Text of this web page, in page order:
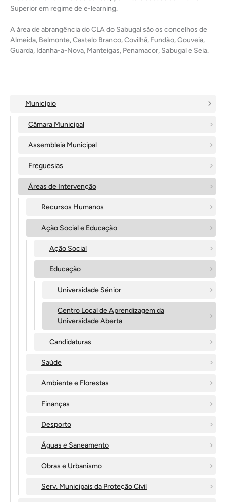
Município
Câmara Municipal
Assembleia Municipal
Freguesias
Áreas de Intervenção
Recursos Humanos
Ação Social e Educação
Ação Social
Educação
Universidade Sénior
Centro Local de Aprendizagem da
Universidade Aberta
Candidaturas
Saúde
Ambiente e Florestas
Finanças
Desporto
Águas e Saneamento
Obras e Urbanismo
Serv. Municipais da Proteção Civil
Superior em regime de e-learning.
A área de abrangência do CLA do Sabugal são os concelhos de
Almeida, Belmonte, Castelo Branco, Covilhã, Fundão, Gouveia,
Guarda, Idanha-a-Nova, Manteigas, Penamacor, Sabugal e Seia.